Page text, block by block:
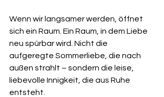
Wenn wir langsamer werden, öffnet
sich ein Raum. Ein Raum, in dem Liebe
neu spürbar wird. Nicht die
aufgeregte Sommerliebe, die nach
außen strahlt – sondern die leise,
liebevolle Innigkeit, die aus Ruhe
entsteht.